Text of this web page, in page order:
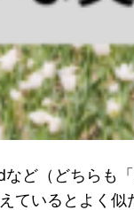
ど（どちらも
ているとよく似